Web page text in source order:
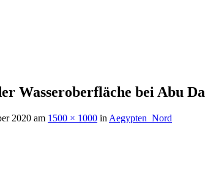
Wasseroberfläche bei Abu
2020 am 1500 × 1000 in Aegypten_Nord